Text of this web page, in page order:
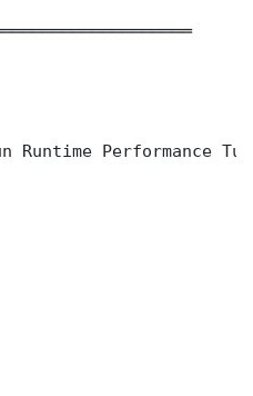
Runtime Performance